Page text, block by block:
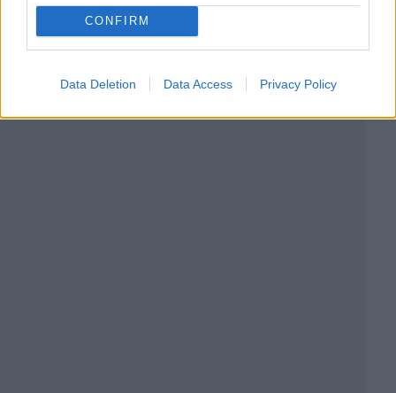
CONFIRM
Data Deletion Data Access Privacy Policy